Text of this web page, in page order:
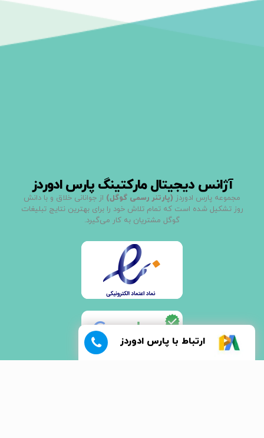
آژانس دیجیتال مارکتینگ پارس ادوردز
مجموعه پارس ادوردز (پارتنر رسمی گوگل) از جوانانی خلاق و با دانش
روز تشکیل شده است که تمام تلاش خود را برای بهترین نتایج تبلیغات
گوگل مشتریان به کار می‌گیرد.
ارتباط با پارس ادوردز